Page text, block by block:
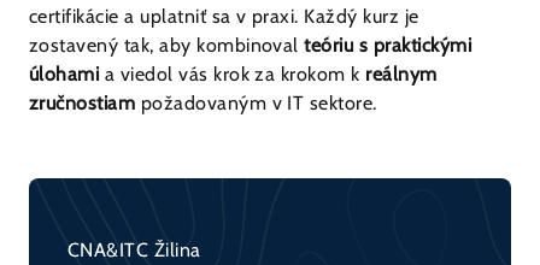
certifikácie a uplatniť sa v praxi. Každý kurz je
zostavený tak, aby kombinovalteóriu s praktickými
úlohami a viedol vás krok za krokom k reálnym
zručnostiam požadovaným v IT sektore.
CNA&ITC Žilina